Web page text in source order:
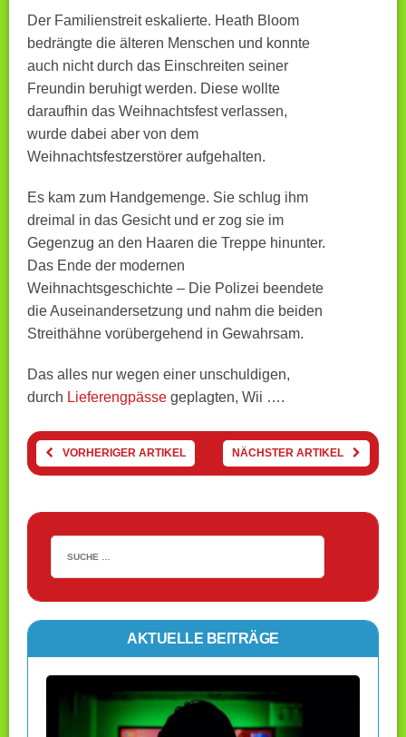
Der Familienstreit eskalierte. Heath Bloom
bedrängte die älteren Menschen und konnte
auch nicht durch das Einschreiten seiner
Freundin beruhigt werden. Diese wollte
daraufhin das Weihnachtsfest verlassen,
wurde dabei aber von dem
Weihnachtsfestzerstörer aufgehalten.
Es kam zum Handgemenge. Sie schlug ihm
dreimal in das Gesicht und er zog sie im
Gegenzug an den Haaren die Treppe hinunter.
Das Ende der modernen
Weihnachtsgeschichte – Die Polizei beendete
die Auseinandersetzung und nahm die beiden
Streithähne vorübergehend in Gewahrsam.
Das alles nur wegen einer unschuldigen,
durch Lieferengpässe geplagten, Wii ….
VORHERIGER ARTIKEL NÄCHSTER ARTIKEL
AKTUELLE BEITRÄGE